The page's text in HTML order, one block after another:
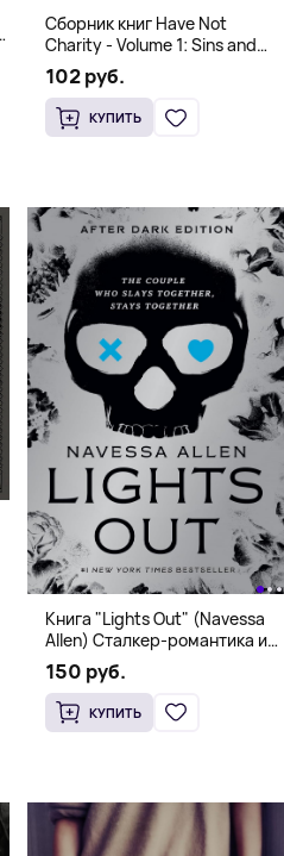
Сборник книг Have Not
Charity - Volume 1: Sins and
Volume 2: Virtues
102 руб.
КУПИТЬ
Книга "Lights Out" (Navessa
Allen) Сталкер-романтика и
человек в маске (18+)
150 руб.
КУПИТЬ